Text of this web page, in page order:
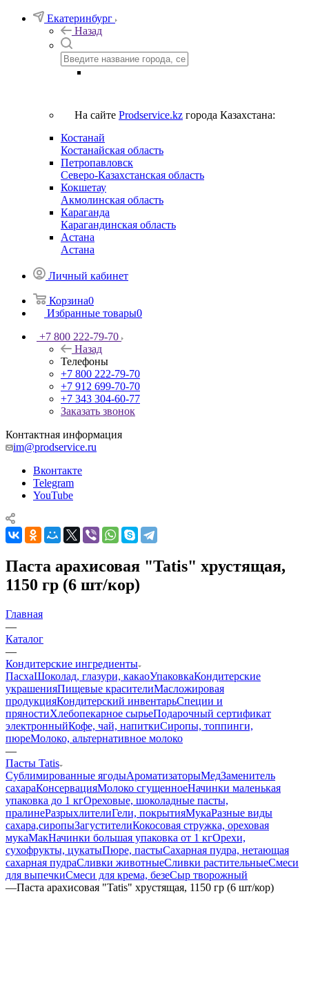
Екатеринбург
Назад
На сайте Prodservice.kz города Казахстана:
Костанай
Костанайская область
Петропавловск
Северо-Казахстанская область
Кокшетау
Акмолинская область
Караганда
Карагандинская область
Астана
Астана
Личный кабинет
Корзина0
Избранные товары0
+7 800 222-79-70
Назад
Телефоны
+7 800 222-79-70
+7 912 699-70-70
+7 343 304-60-77
Заказать звонок
Контактная информация
im@prodservice.ru
Вконтакте
Telegram
YouTube
Паста арахисовая "Tatis" хрустящая,
1150 гр (6 шт/кор)
Главная
—
Каталог
—
Кондитерские ингредиенты
ПасхаШоколад, глазури, какаоУпаковкаКондитерские
украшенияПищевые красителиМасложировая
продукцияКондитерский инвентарьСпеции и
пряностиХлебопекарное сырьеПодарочный сертификат
электронныйКофе, чай, напиткиСиропы, топпинги,
пюреМолоко, альтернативное молоко
—
Пасты Tatis
Сублимированные ягодыАроматизаторыМедЗаменитель
сахараКонсервацияМолоко сгущенноеНачинки маленькая
упаковка до 1 кгОреховые, шоколадные пасты,
пралинеРазрыхлителиГели, покрытияМукаРазные виды
сахара,сиропыЗагустителиКокосовая стружка, ореховая
мукаМакНачинки большая упаковка от 1 кгОрехи,
сухофрукты, цукатыПюре, пастыСахарная пудра, нетающая
сахарная пудраСливки животныеСливки растительныеСмеси
для выпечкиСмеси для крема, безеСыр творожный
—Паста арахисовая "Tatis" хрустящая, 1150 гр (6 шт/кор)